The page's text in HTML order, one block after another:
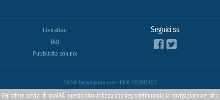
Contattaci
FAQ
Pubblicità con noi
Seguici su
2026 © lagodigarda.com - P.IVA: 02358120232
Per offrire servizi di qualitÃ questo sito utilizza cookies, continuando la navigazione nel sito